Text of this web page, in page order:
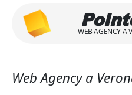
WEB AGENCY A
Web Agency a